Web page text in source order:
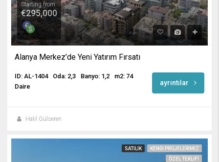
Starting from
€295,000
Alanya Merkez’de Yeni Yatırım Fırsatı
ID: AL-1404 Oda: 2,3 Banyo: 1,2
m2: 74
Daire
ayrıntılar
Halil Gülseren
SATILIK
KENDI PROJELERIMIZ
ÖZEL TEKLIF!